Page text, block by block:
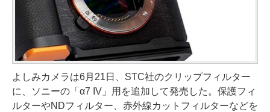
よしみカメラは6月21日、STC社のクリップフィルター
に、ソニーの「α7 IV」用を追加して発売した。保護フィ
ルターやNDフィルター、赤外線カットフィルターなどを